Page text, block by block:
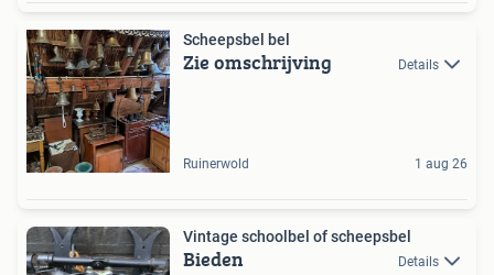
Scheepsbel bel
Zie omschrijving Details
Ruinerwold 1 aug 26
Vintage schoolbel of scheepsbel
Bieden Details